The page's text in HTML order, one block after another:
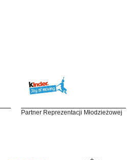
Partner Reprezentacji Młodzieżowej